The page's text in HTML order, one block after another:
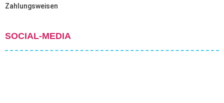
Zahlungsweisen
SOCIAL-MEDIA